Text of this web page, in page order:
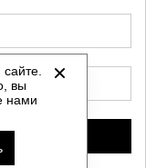
права
магазином и
данных
вы
нами